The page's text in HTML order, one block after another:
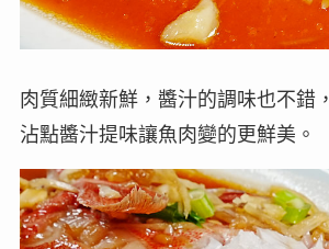
肉質細緻新鮮，醬汁的調味也不錯，
沾點醬汁提味讓魚肉變的更鮮美。